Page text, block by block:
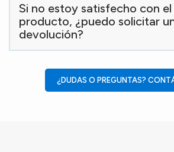
Si no estoy satisfecho con el
producto, ¿puedo solicitar
devolución?
¿DUDAS O PREGUNTAS?